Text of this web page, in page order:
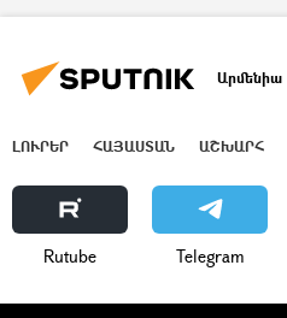
Արմենիա
ԼՈՒՐԵՐ ՀԱՅԱՍՏԱՆ ԱՇԽԱՐՀ
Rutube Telegram